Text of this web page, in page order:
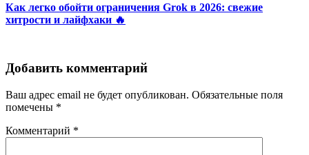
Как легко обойти ограничения Grok в 2026: свежие
хитрости и лайфхаки 🔥
Добавить комментарий
Ваш адрес email не будет опубликован. Обязательные поля
помечены *
Комментарий *